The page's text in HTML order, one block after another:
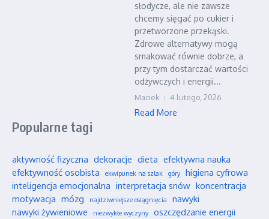
słodycze, ale nie zawsze
chcemy sięgać po cukier i
przetworzone przekąski.
Zdrowe alternatywy mogą
smakować równie dobrze, a
przy tym dostarczać wartości
odżywczych i energii...
Maciek 4 lutego, 2026
Read More
Popularne tagi
aktywność fizyczna dekoracje dieta efektywna nauka
efektywność osobista
ekwipunek na szlak góry
higiena cyfrowa
inteligencja emocjonalna interpretacja snów koncentracja
motywacja mózg najdziwniejsze osiągnięcia
nawyki
nawyki żywieniowe
niezwykłe wyczyny
oszczędzanie energii